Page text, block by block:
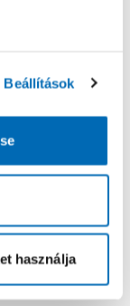
Beállítások
használja